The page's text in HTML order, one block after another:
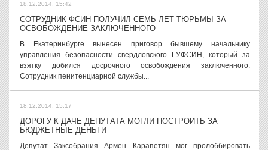
18.12.2014, 15:42
СОТРУДНИК ФСИН ПОЛУЧИЛ СЕМЬ ЛЕТ ТЮРЬМЫ ЗА
ОСВОБОЖДЕНИЕ ЗАКЛЮЧЕННОГО
В Екатеринбурге вынесен приговор бывшему начальнику
управления безопасности свердловского ГУФСИН, который за
взятку добился досрочного освобождения заключенного.
Сотрудник пенитенциарной службы...
18.12.2014, 15:17
ДОРОГУ К ДАЧЕ ДЕПУТАТА МОГЛИ ПОСТРОИТЬ ЗА
БЮДЖЕТНЫЕ ДЕНЬГИ
Депутат Заксобрания Армен Карапетян мог пролоббировать